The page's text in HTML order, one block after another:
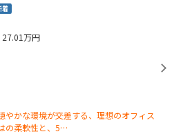
着
万円
やかな環境が交差する、理想のオフィス
の柔軟性と、5…